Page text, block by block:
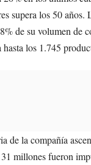
supera los 50 años.
de su volumen de
los 1.745
de la compañía
millones fueron